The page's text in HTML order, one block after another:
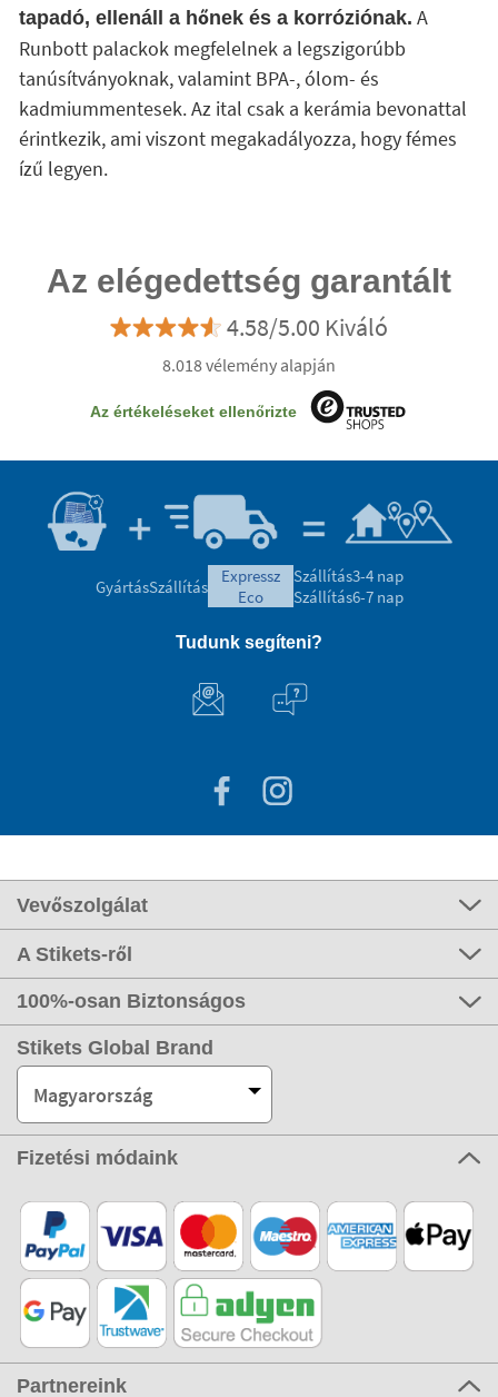
tapadó, ellenáll a hőnek és a korróziónak. A
Runbott palackok megfelelnek a legszigorúbb
tanúsítványoknak, valamint BPA-, ólom- és
kadmiummentesek. Az ital csak a kerámia bevonattal
érintkezik, ami viszont megakadályozza, hogy fémes
ízű legyen.
Az elégedettség garantált
4.58/5.00 Kiváló
8.018 vélemény alapján
Az értékeléseket ellenőrizte
GyártásSzállítás
expressz
eco
Szállítás3-4 nap
Szállítás6-7 nap
Tudunk segíteni?
Vevőszolgálat
A Stikets-ről
100%-osan Biztonságos
Stikets Global Brand
Magyarország
Fizetési módaink
Partnereink